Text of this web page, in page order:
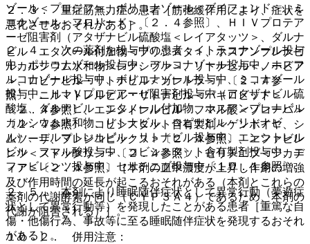
ゾール＜プロジフ＞、ボリコナゾール＜ブイフェンド＞、ミ
コナゾール＜フロリード＞〔２．４参照〕、ＨＩＶプロテア
ーゼ阻害剤（アタザナビル硫酸塩＜レイアタッツ＞、ダルナ
ビル エタノール付加物＜プリジスタ＞、ホスアンプレナビ
ルカルシウム水和物＜レクシヴァ＞、リトナビル＜ノービア
＞、ロピナビル・リトナビル＜カレトラ＞）〔２．４参
照〕、ニルマトレルビル・リトナビル＜パキロビッド＞
〔２．４参照〕、エンシトレルビル フマル酸＜ゾコーバ＞
〔２．４参照〕、コビシスタット含有製剤＜ゲンボイヤ、シ
ムツーザ、プレジコビックス＞〔２．４参照〕、エファビレ
ンツ＜ストックリン＞〔２．４参照〕、セリチニブ＜ジカデ
ィア＞〔２．４参照〕［本剤の血中濃度が上昇し作用の増強
及び作用時間の延長が起こるおそれがある（本剤とこれらの
薬剤の代謝酵素が同じ（ＣＹＰ３Ａ４）であるため、本剤の
代謝が阻害される）］。
１０．２． 併用注意：
２．３． 重症筋無力症の患者［筋弛緩作用により、症状を
悪化させるおそれがある］。
２．４． 次の薬剤を投与中の患者：イトラコナゾール投与
中、ポサコナゾール投与中、フルコナゾール投与中、ホスフ
ルコナゾール投与中、ボリコナゾール投与中、ミコナゾール
投与中、ＨＩＶプロテアーゼ阻害剤投与中（アタザナビル硫
酸塩、ダルナビル エタノール付加物、ホスアンプレナビル
カルシウム水和物、リトナビル、ロピナビル・リトナビ
ル）、ニルマトレルビル・リトナビル投与中、エンシトレル
ビル フマル酸投与中、コビシスタット含有製剤投与中、エ
ファビレンツ投与中、セリチニブ投与中〔１０．１参照〕。
２．５． 本剤により睡眠随伴症状として異常行動（夢遊症
状として異常行動等）を発現したことがある患者［重篤な自
傷・他傷行為、事故等に至る睡眠随伴症状を発現するおそれ
がある］。